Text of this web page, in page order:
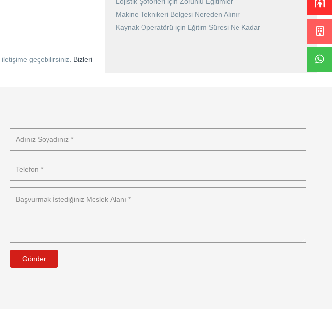
iletişime geçebilirsiniz. Bizleri
Makine Teknikeri Belgesi Nereden Alınır
Kaynak Operatörü için Eğitim Süresi Ne Kadar
Gönder